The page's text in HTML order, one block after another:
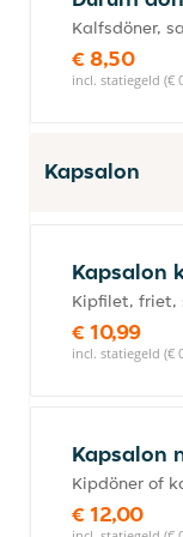
Kalfsdöner,
€ 8,50
incl. statiegeld (€
Kapsalon
Kapsalon
Kipfilet, friet,
€ 10,99
incl. statiegeld (€
Kapsalon
Kipdöner of
€ 12,00